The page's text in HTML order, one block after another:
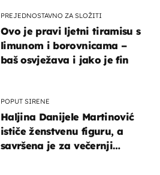
PREJEDNOSTAVNO ZA SLOŽITI
Ovo je pravi ljetni tiramisu s
limunom i borovnicama –
baš osvježava i jako je fin
POPUT SIRENE
Haljina Danijele Martinović
ističe ženstvenu figuru, a
savršena je za večernji